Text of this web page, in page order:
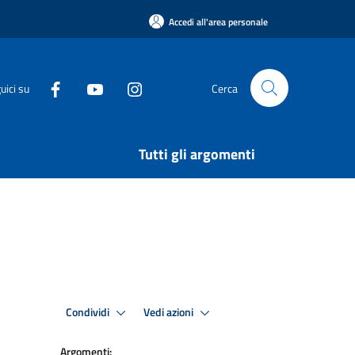
Accedi all'area personale
su Cerca
Tutti gli argomenti
Condividi Vedi azioni
Argomenti: